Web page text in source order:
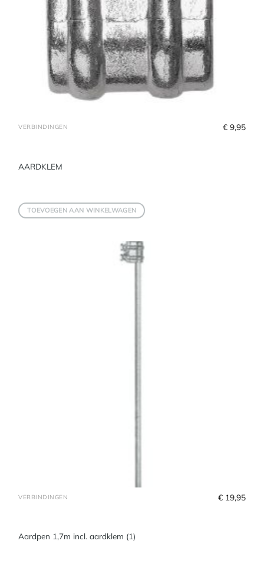
VERBINDINGEN
AARDKLEM
€ 9,95
TOEVOEGEN AAN WINKELWAGEN
VERBINDINGEN
Aardpen 1,7m incl. aardklem (1)
€ 19,95